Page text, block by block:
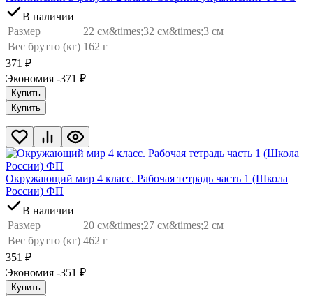
В наличии
Размер
22 см&times;32 см&times;3 см
Вес брутто (кг) 162 г
371 ₽
Экономия -371 ₽
Купить
Купить
Окружающий мир 4 класс. Рабочая тетрадь часть 1 (Школа
России) ФП
В наличии
Размер
20 см&times;27 см&times;2 см
Вес брутто (кг) 462 г
351 ₽
Экономия -351 ₽
Купить